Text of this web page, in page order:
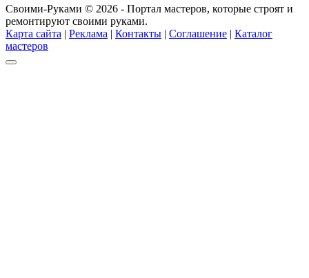
Своими-Руками © 2026 - Портал мастеров, которые строят и
ремонтируют своими руками.
Карта сайта | Реклама | Контакты | Соглашение | Каталог
мастеров